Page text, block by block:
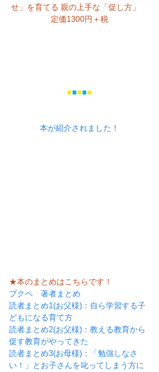
せ」を育てる 親の上手な「促し方」
定価1300円＋税
■■■■■
本が紹介されました！
★本のまとめはこちらです！
ブクペ　著者まとめ
読者まとめ1(お父様)：自ら学習する子
どもになる育て方
読者まとめ2(お父様)：教える教育から
促す教育がやってきた
読者まとめ3(お母様)：「勉強しなさ
い！」とお子さんを叱ってしまう方に